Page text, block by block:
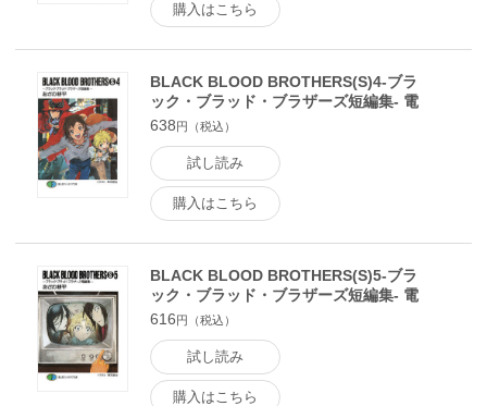
購入はこちら
BLACK BLOOD BROTHERS(S)4-ブラ
ック・ブラッド・ブラザーズ短編集- 電
子書籍版
638円（税込）
試し読み
購入はこちら
BLACK BLOOD BROTHERS(S)5-ブラ
ック・ブラッド・ブラザーズ短編集- 電
子書籍版
616円（税込）
試し読み
購入はこちら